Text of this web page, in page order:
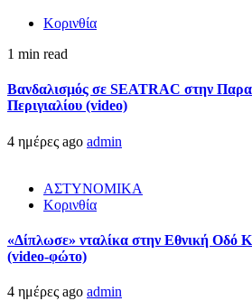
Κορινθία
1 min read
Βανδαλισμός σε SEATRAC στην
Περιγιαλίου (video)
4 ημέρες ago admin
ΑΣΤΥΝΟΜΙΚΑ
Κορινθία
«Δίπλωσε» νταλίκα στην Εθνική Oδό
(video-φώτο)
4 ημέρες ago admin